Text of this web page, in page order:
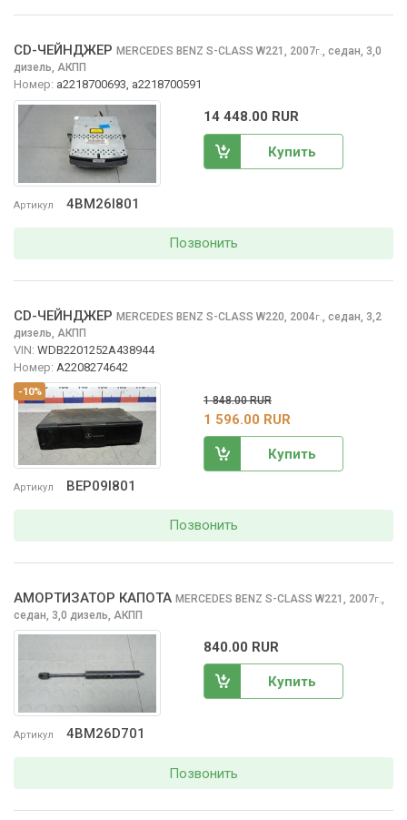
Артикул 4BM26I801
CD-ЧЕЙНДЖЕР MERCEDES BENZ S-CLASS W221, 2007г., седан, 3,0
дизель, АКПП
Номер: a2218700693, a2218700591
14 448.00 RUR
Купить
Позвонить
-10%
Артикул BEP09I801
CD-ЧЕЙНДЖЕР MERCEDES BENZ S-CLASS W220, 2004г.
седан, 3,2
дизель, АКПП
VIN: WDB2201252A438944
Номер: A2208274642
1 848.00 RUR
1 596.00 RUR
Купить
Позвонить
Артикул 4BM26D701
АМОРТИЗАТОР КАПОТА MERCEDES BENZ S-CLASS W221, 2007г.
седан, 3,0 дизель, АКПП
840.00 RUR
Купить
Позвонить